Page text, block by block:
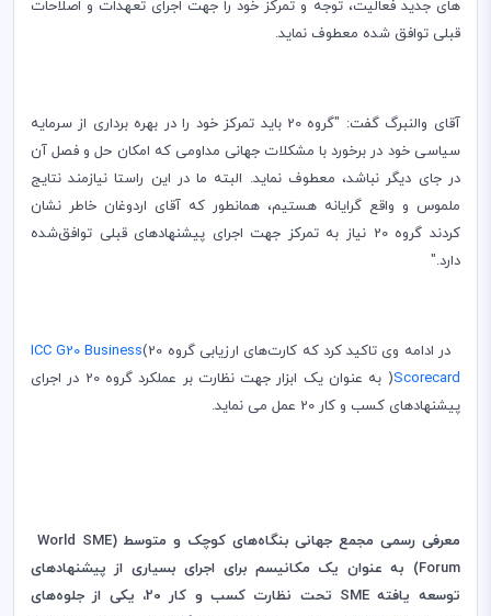
های جدید فعالیت، توجه و تمرکز خود را جهت اجرای تعهدات و اصلاحات
قبلی توافق شده معطوف نماید.
آقای والنبرگ گفت: "گروه 20 باید تمرکز خود را در بهره برداری از سرمایه
سیاسی خود در برخورد با مشکلات جهانی مداومی که امکان حل و فصل آن
در جای دیگر نباشد، معطوف نماید‌. البته ما در این راستا نیازمند نتایج
ملموس و واقع گرایانه هستیم، همانطور که آقای اردوغان خاطر نشان
کردند گروه 20 نیاز به تمرکز جهت اجرای پیشنهادهای قبلی توافق‌شده
دارد."
در ادامه وی تاکید کرد که کارت‌های ارزیابی گروه 20 (
ICC G20 Business
Scorecard
)
به عنوان یک ابزار جهت نظارت بر عملکرد گروه 20 در اجرای
پیشنهادهای کسب و کار 20 عمل می نماید.
معرفی رسمی مجمع جهانی بنگاه‌های کوچک و متوسط (World SME
Forum
) به عنوان یک مکانیسم برای اجرای بسیاری از پیشنهادهای
توسعه یافته SME
تحت نظارت کسب و کار 20، یکی از جلوه‌های